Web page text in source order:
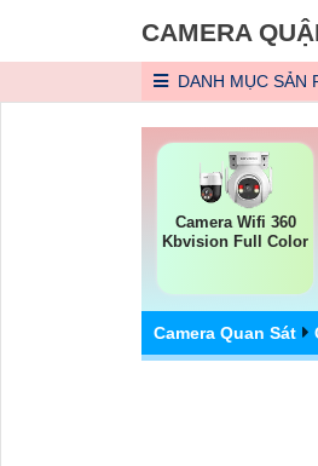
CAMERA
DANH MỤC SẢN
Camera Wifi 360
Kbvision Full Color
Camera Quan Sát